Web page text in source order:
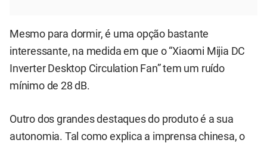
Mesmo para dormir, é uma opção bastante
interessante, na medida em que o “Xiaomi Mijia DC
Inverter Desktop Circulation Fan” tem um ruído
mínimo de 28 dB.
Outro dos grandes destaques do produto é a sua
autonomia. Tal como explica a imprensa chinesa, o